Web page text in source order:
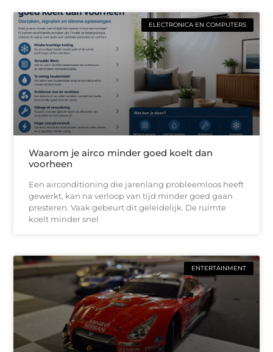
ELECTRONICA EN COMPUTERS
Waarom je airco minder goed koelt dan
voorheen
Een airconditioning die jarenlang probleemloos heeft
gewerkt, kan na verloop van tijd minder goed gaan
presteren. Vaak gebeurt dit geleidelijk. De ruimte
koelt minder snel
ENTERTAINMENT